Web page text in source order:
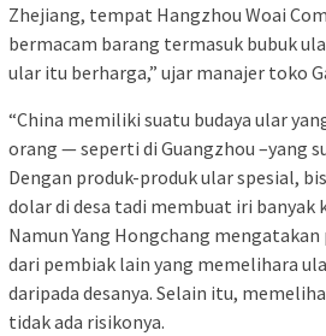
Zhejiang, tempat Hangzhou Woai
bermacam barang termasuk bubuk
ular itu berharga,” ujar manajer toko
“China memiliki suatu budaya ular
orang — seperti di Guangzhou –yang
Dengan produk-produk ular spesial,
dolar di desa tadi membuat iri banyak
Namun Yang Hongchang
dari pembiak lain yang memelihara
daripada desanya. Selain itu,
tidak ada risikonya.